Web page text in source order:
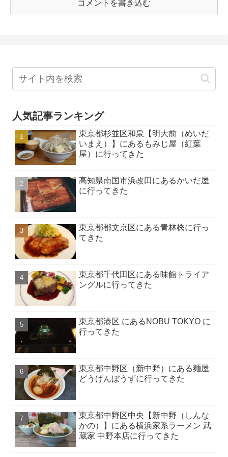
コメントを書き込む
人気記事ランキング
東京都杉並区和泉【明大前（めいだ
いまえ）】にあるもみじ屋（紅葉
屋）に行ってきた
高知県南国市浜改田にあるかいだ屋
に行ってきた
東京都都文京区にある青林檎に行っ
てきた
東京都千代田区にある味館トライア
ングルに行ってきた
東京都港区 にあるNOBU TOKYO に
行ってきた
東京都中野区（新中野）にある麺屋
どうげんぼうずに行ってきた
東京都中野区中央【新中野（しんな
かの）】にある横浜家系ラーメン 武
蔵家 中野本店に行ってきた